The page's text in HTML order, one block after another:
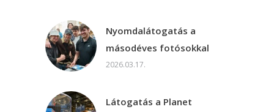
Nyomdalátogatás a
másodéves fotósokkal
2026.03.17.
Látogatás a Planet